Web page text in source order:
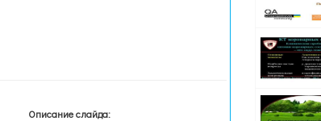
Описание слайда: